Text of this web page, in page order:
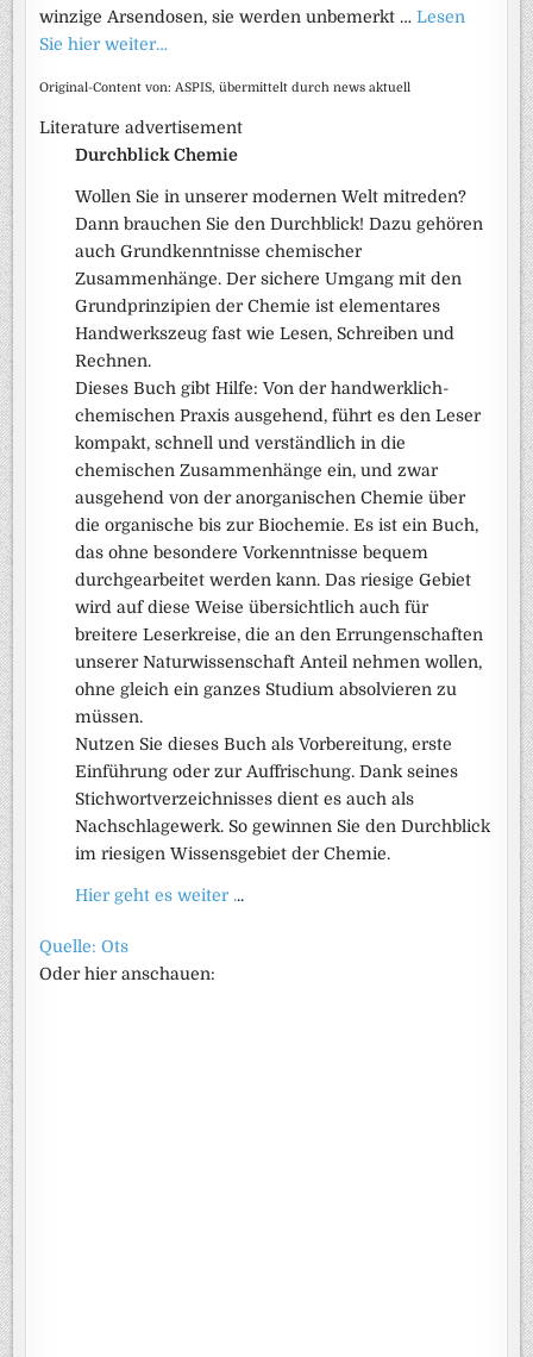
winzige Arsendosen, sie werden unbemerkt …Lesen
Sie hier weiter…
Original-Content von: ASPIS, übermittelt durch news aktuell
Literature advertisement
Durchblick Chemie
Wollen Sie in unserer modernen Welt mitreden?
Dann brauchen Sie den Durchblick! Dazu gehören
auch Grundkenntnisse chemischer
Zusammenhänge. Der sichere Umgang mit den
Grundprinzipien der Chemie ist elementares
Handwerkszeug fast wie Lesen, Schreiben und
Rechnen.
Dieses Buch gibt Hilfe: Von der handwerklich-
chemischen Praxis ausgehend, führt es den Leser
kompakt, schnell und verständlich in die
chemischen Zusammenhänge ein, und zwar
ausgehend von der anorganischen Chemie über
die organische bis zur Biochemie. Es ist ein Buch,
das ohne besondere Vorkenntnisse bequem
durchgearbeitet werden kann. Das riesige Gebiet
wird auf diese Weise übersichtlich auch für
breitere Leserkreise, die an den Errungenschaften
unserer Naturwissenschaft Anteil nehmen wollen,
ohne gleich ein ganzes Studium absolvieren zu
müssen.
Nutzen Sie dieses Buch als Vorbereitung, erste
Einführung oder zur Auffrischung. Dank seines
Stichwortverzeichnisses dient es auch als
Nachschlagewerk. So gewinnen Sie den Durchblick
im riesigen Wissensgebiet der Chemie.
Hier geht es weiter ...
Quelle: Ots
Oder hier anschauen: